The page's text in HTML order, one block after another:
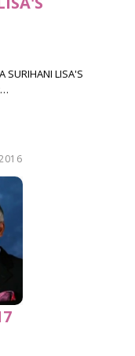
SURIHANI LISA'S